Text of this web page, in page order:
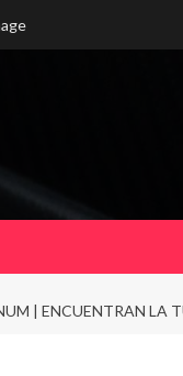
| ENCUENTRAN LA